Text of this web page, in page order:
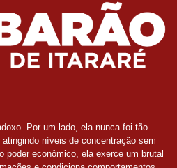
Por um lado, ela nunca foi tão
níveis de concentração sem
poder econômico, ela exerce um brutal